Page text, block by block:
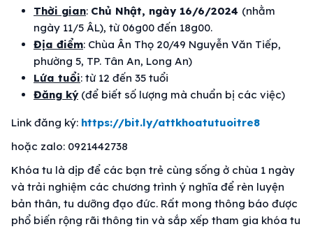
Thời gian: Chủ Nhật, ngày 16/6/2024 (nhằm
ngày 11/5 ÂL), từ 06g00 đến 18g00.
Địa điểm: Chùa Ân Thọ 20/49 Nguyễn Văn Tiếp,
phường 5, TP. Tân An, Long An)
Lứa tuổi: từ 12 đến 35 tuổi
Đăng ký(để biết số lượng mà chuẩn bị các việc)
Link đăng ký: https://bit.ly/attkhoatutuoitre8
hoặc zalo: 0921442738
Khóa tu là dịp để các bạn trẻ cùng sống ở chùa 1 ngày
và trải nghiệm các chương trình ý nghĩa để rèn luyện
bản thân, tu dưỡng đạo đức. Rất mong thông báo được
phổ biến rộng rãi thông tin và sắp xếp tham gia khóa tu